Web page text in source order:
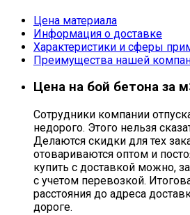
Цена материала
Информация о доставке
Характеристики и сферы
Преимущества нашей
Цена на бой бетона за
Сотрудники компании
недорого. Этого нельзя
Делаются скидки для тех
отовариваются оптом и
купить с доставкой можно,
с учетом перевозкой.
расстояния до адреса
дороге.